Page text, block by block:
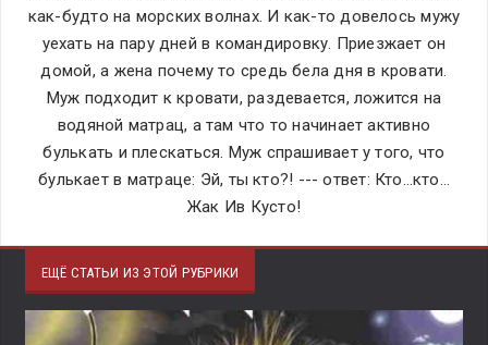
как-будто на морских волнах. И как-то довелось мужу
уехать на пару дней в командировку. Приезжает он
домой, а жена почему то средь бела дня в кровати.
Муж подходит к кровати, раздевается, ложится на
водяной матрац, а там что то начинает активно
булькать и плескаться. Муж спрашивает у того, что
булькает в матраце: Эй, ты кто?! --- ответ: Кто…кто…
Жак Ив Кусто!
ЕЩЁ СТАТЬИ ИЗ ЭТОЙ РУБРИКИ